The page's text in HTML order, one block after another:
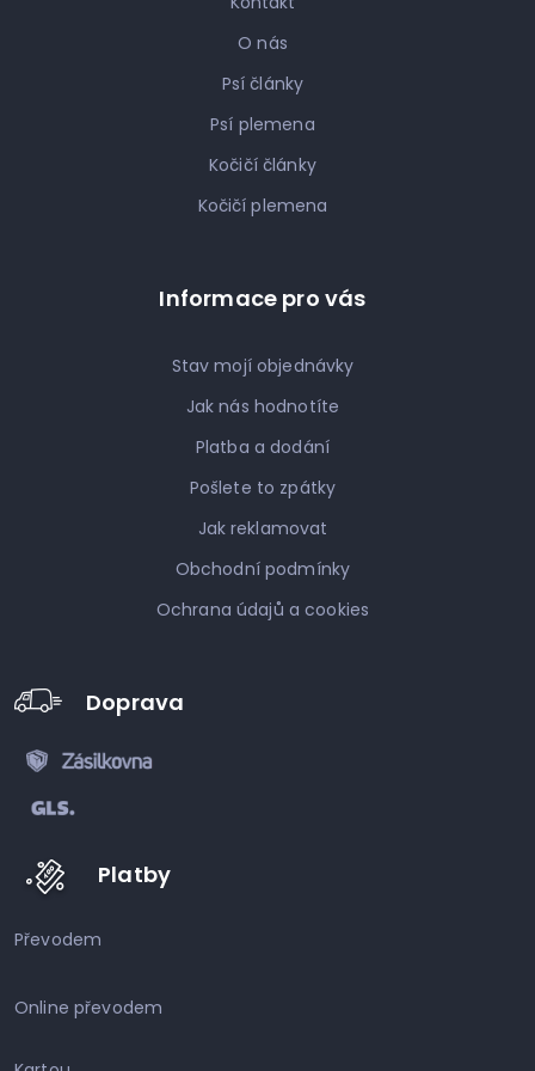
O nás
Psí články
Psí plemena
Kočičí články
Kočičí plemena
Informace pro vás
Stav mojí objednávky
Jak nás hodnotíte
Platba a dodání
Pošlete to zpátky
Jak reklamovat
Obchodní podmínky
Ochrana údajů a cookies
Doprava
Platby
Převodem
Online převodem